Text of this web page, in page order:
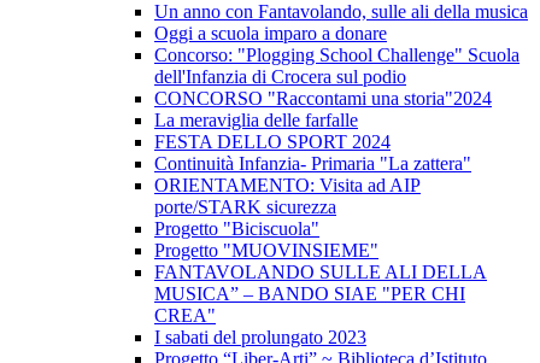
Un anno con Fantavolando, sulle ali della musica
Oggi a scuola imparo a donare
Concorso: "Plogging School Challenge" Scuola
dell'Infanzia di Crocera sul podio
CONCORSO "Raccontami una storia"2024
La meraviglia delle farfalle
FESTA DELLO SPORT 2024
Continuità Infanzia- Primaria "La zattera"
ORIENTAMENTO: Visita ad AIP
porte/STARK sicurezza
Progetto "Biciscuola"
Progetto "MUOVINSIEME"
FANTAVOLANDO SULLE ALI DELLA
MUSICA” – BANDO SIAE "PER CHI
CREA"
I sabati del prolungato 2023